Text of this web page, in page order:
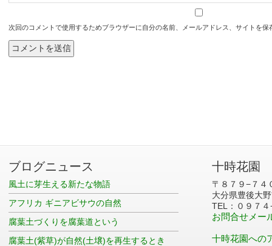
次回のコメントで使用するためブラウザーに自分の名前、メールアドレス、サイトを保
ブログニュース
風土に芽生える新たな物語
アフリカ ギニアビサウの自然
腐葉土づくりを腐葉道という
腐葉土(紫草)が自然(土壌)を再生するとき
十時花園
〒８７９−７４
大分県豊後大
TEL：０９７
お問合せメー
十時花園への